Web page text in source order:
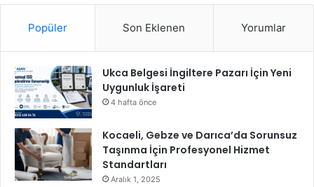
T
A
a
n
d
Popüler Son Eklenen Yorumlar
Ukca Belgesi İngiltere Pazarı İçin Yeni
Uygunluk İşareti
4 hafta önce
Kocaeli, Gebze ve Darıca’da Sorunsuz
Taşınma İçin Profesyonel Hizmet
Standartları
Aralık 1, 2025